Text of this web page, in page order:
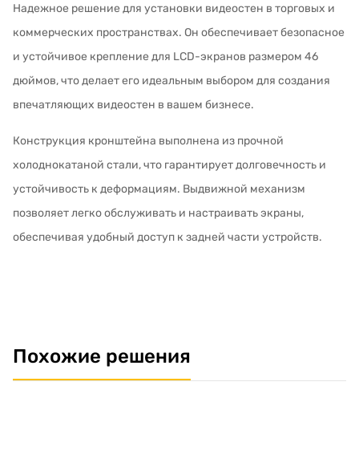
Надежное решение для установки видеостен в торговых и
коммерческих пространствах. Он обеспечивает безопасное
и устойчивое крепление для LCD-экранов размером 46
дюймов, что делает его идеальным выбором для создания
впечатляющих видеостен в вашем бизнесе.
Конструкция кронштейна выполнена из прочной
холоднокатаной стали, что гарантирует долговечность и
устойчивость к деформациям. Выдвижной механизм
позволяет легко обслуживать и настраивать экраны,
обеспечивая удобный доступ к задней части устройств.
Похожие решения